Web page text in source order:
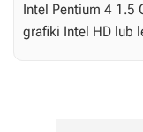
Intel Pentium 4 1.5
grafiki Intel HD lub